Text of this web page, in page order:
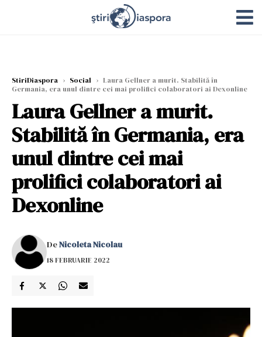
StiriDiaspora › Social › Laura Gellner a murit. Stabilită în
Germania, era unul dintre cei mai prolifici colaboratori ai Dexonline
Laura Gellner a murit.
Stabilită în Germania, era
unul dintre cei mai
prolifici colaboratori ai
Dexonline
DeNicoleta Nicolau
18 FEBRUARIE 2022